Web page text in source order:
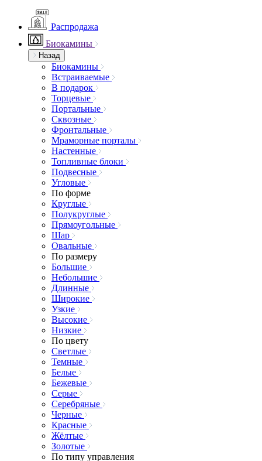
Распродажа
Биокамины
Назад
Биокамины
Встраиваемые
В подарок
Торцевые
Портальные
Сквозные
Фронтальные
Мраморные порталы
Настенные
Топливные блоки
Подвесные
Угловые
По форме
Круглые
Полукруглые
Прямоугольные
Шар
Овальные
По размеру
Большие
Небольшие
Длинные
Широкие
Узкие
Высокие
Низкие
По цвету
Светлые
Темные
Белые
Бежевые
Серые
Серебряные
Черные
Красные
Жёлтые
Золотые
По типу управления